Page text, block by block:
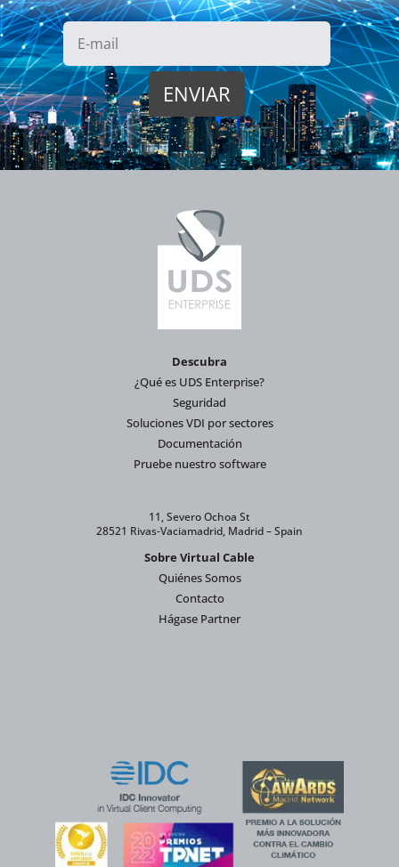
Descubra
¿Qué es UDS Enterprise?
Seguridad
Soluciones VDI por sectores
Documentación
Pruebe nuestro software
11, Severo Ochoa St
28521 Rivas-Vaciamadrid, Madrid – Spain
Sobre Virtual Cable
Quiénes Somos
Contacto
Hágase Partner